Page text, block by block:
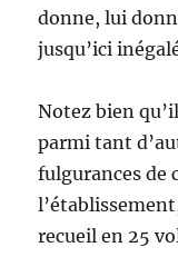
donne, lui
jusqu’ici
Notez bien
parmi tant
fulgurances de
recueil en 25